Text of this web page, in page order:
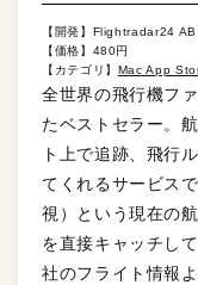
【開発】Flightradar24 AB
【価格】480円
【カテゴリ】 Mac App
全世界の飛行機フ
たベストセラー。
ト上で追跡、飛行
てくれるサービス
視）という現在の
を直接キャッチし
社のフライト情報